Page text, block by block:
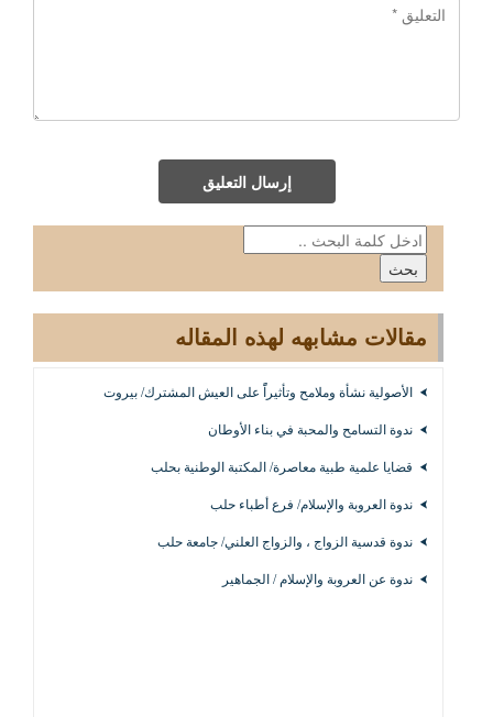
إرسال التعليق
مقالات مشابهه لهذه المقاله
الأصولية نشأة وملامح وتأثيراًً على العيش المشترك/ بيروت
ندوة التسامح والمحبة في بناء الأوطان
قضايا علمية طبية معاصرة/ المكتبة الوطنية بحلب
ندوة العروبة والإسلام/ فرع أطباء حلب
ندوة قدسية الزواج ، والزواج العلني/ جامعة حلب
ندوة عن العروبة والإسلام / الجماهير